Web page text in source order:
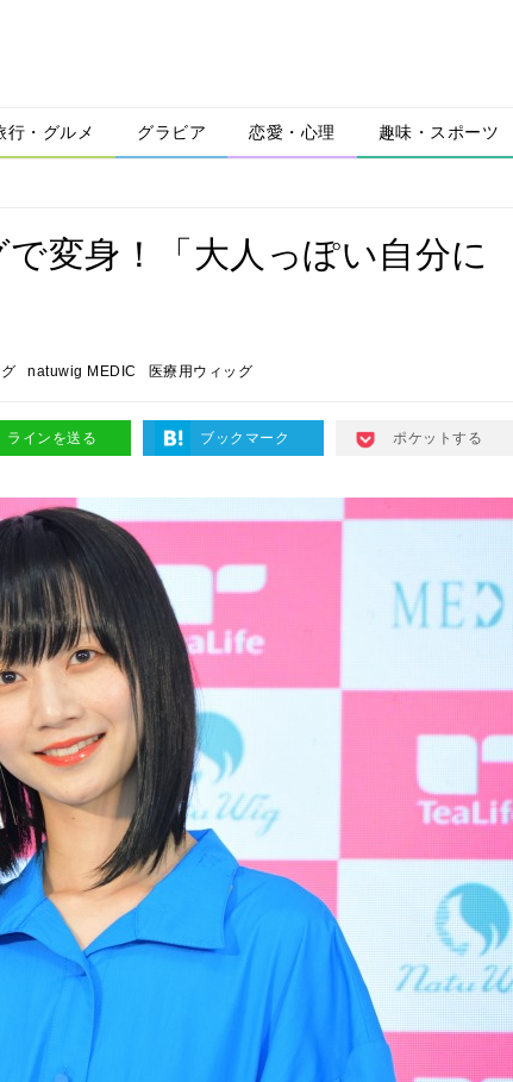
行・グルメ グラビア 恋愛・心理 趣味・スポーツ
変身！「大人っぽい自分に
natuwig MEDIC 医療用ウィッグ
ラインを送る ブックマーク ポケットする